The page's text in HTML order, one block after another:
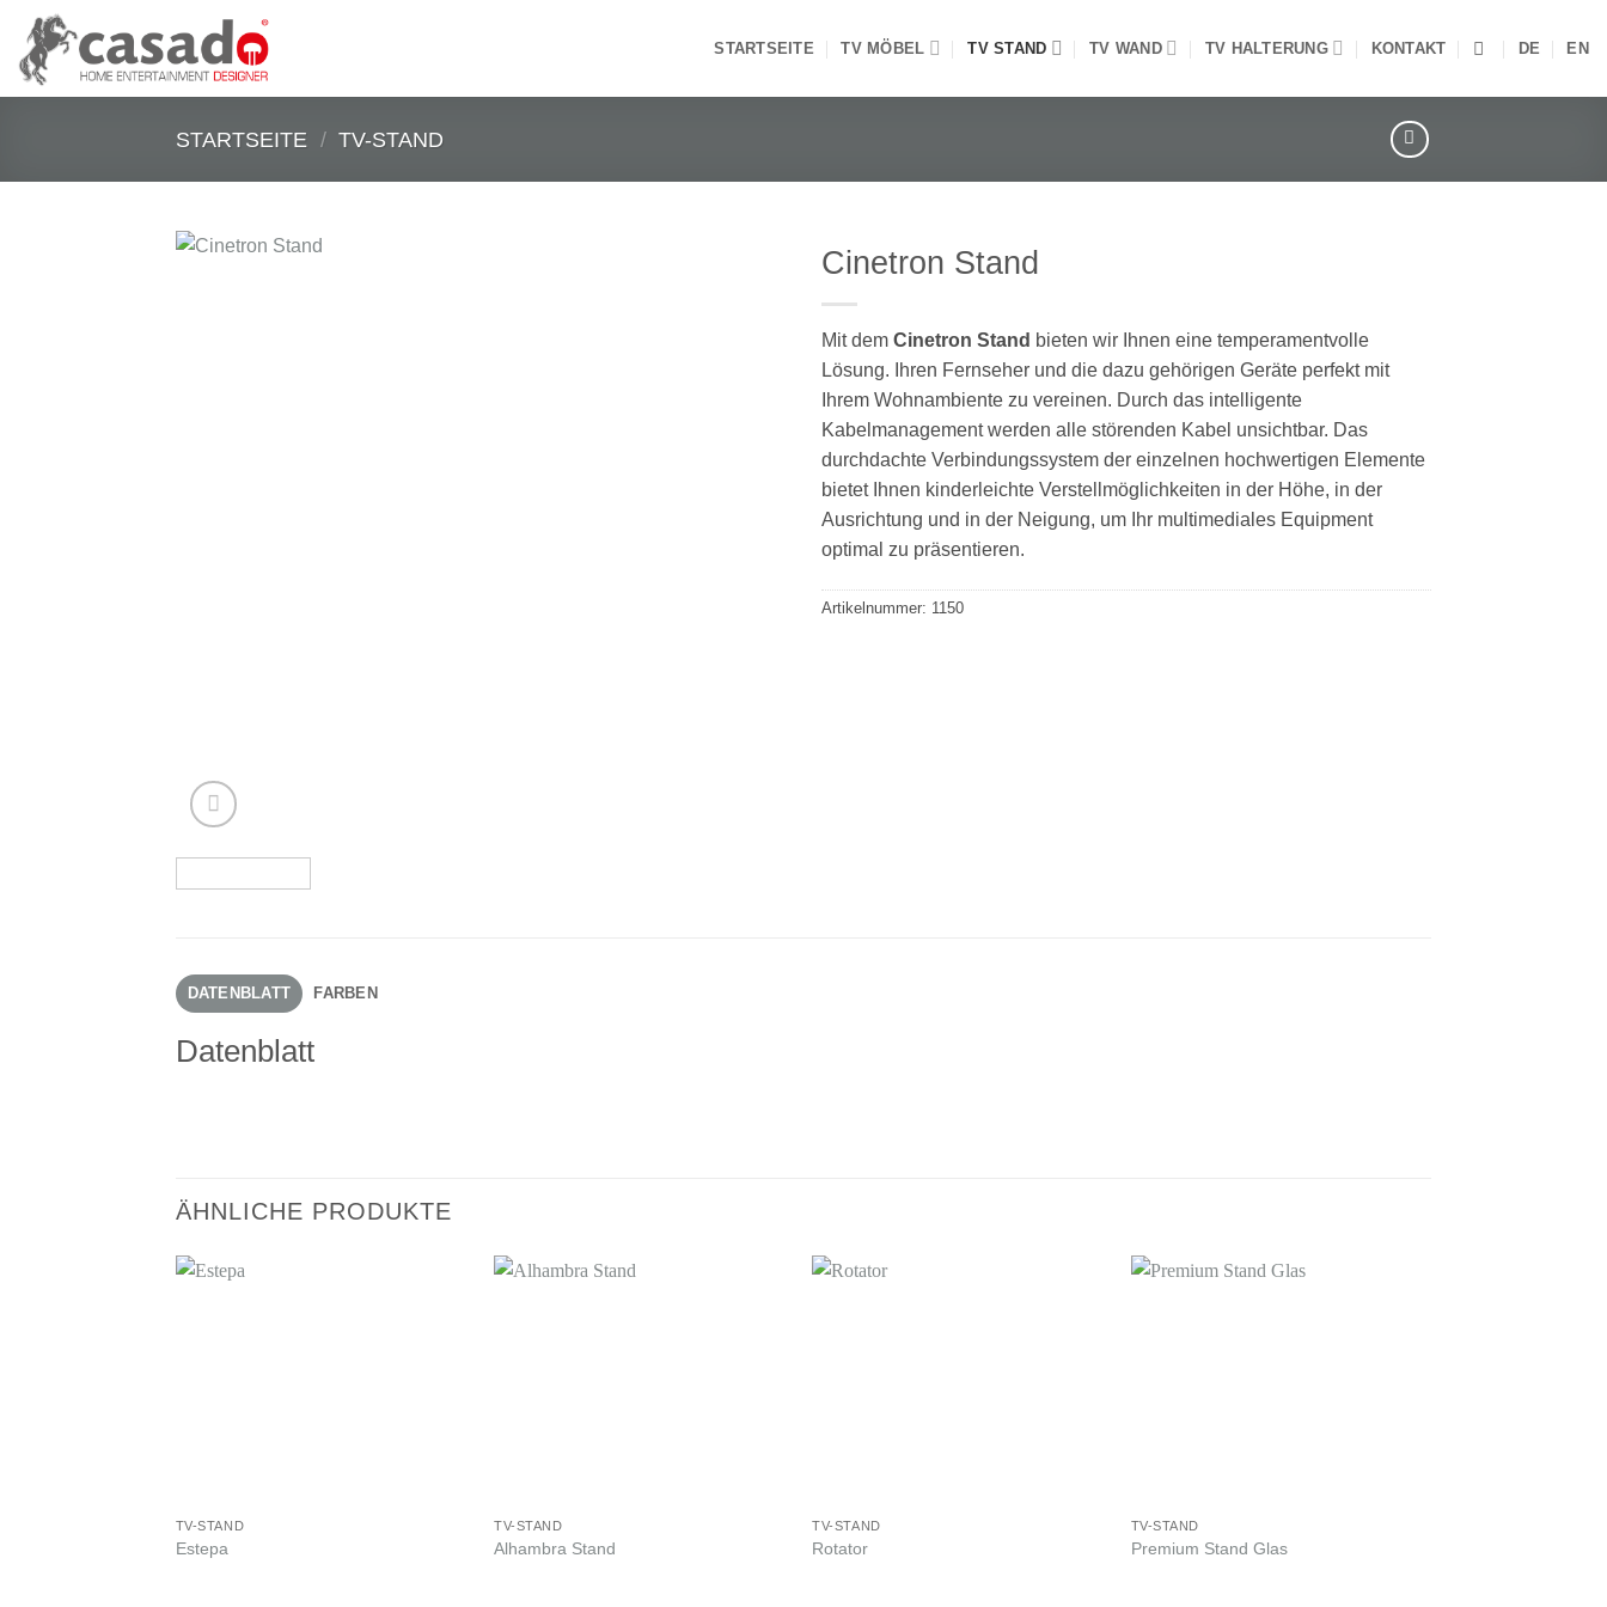
Zum
Inhalt
springen
STARTSEITE TV MÖBEL TV STAND TV WAND TV HALTERUNG KONTAKT DE EN
STARTSEITE / TV-STAND
Cinetron Stand
Mit dem Cinetron Stand bieten wir Ihnen eine temperamentvolle
Lösung. Ihren Fernseher und die dazu gehörigen Geräte perfekt mit
Ihrem Wohnambiente zu vereinen. Durch das intelligente
Kabelmanagement werden alle störenden Kabel unsichtbar. Das
durchdachte Verbindungssystem der einzelnen hochwertigen Elemente
bietet Ihnen kinderleichte Verstellmöglichkeiten in der Höhe, in der
Ausrichtung und in der Neigung, um Ihr multimediales Equipment
optimal zu präsentieren.
Artikelnummer: 1150
DATENBLATT FARBEN
Datenblatt
ÄHNLICHE PRODUKTE
TV-STAND
Estepa
TV-STAND
Alhambra Stand
TV-STAND
Rotator
TV-STAND
Premium Stand Glas